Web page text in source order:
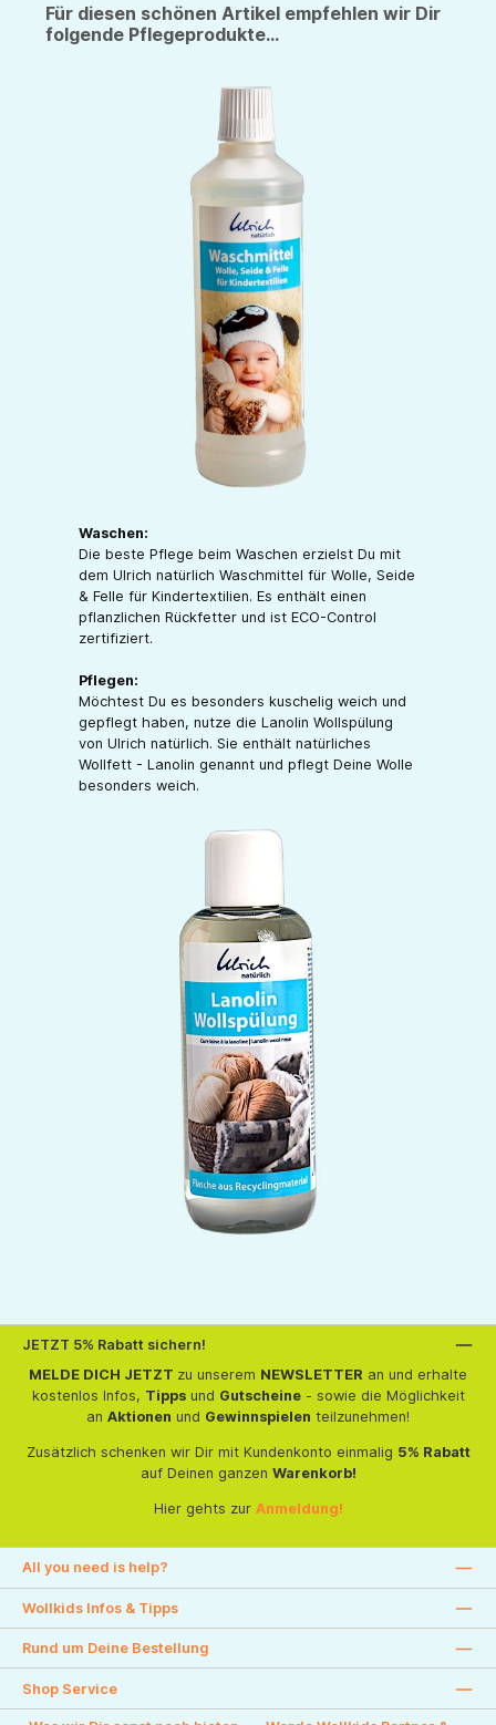
Für diesen schönen Artikel empfehlen wir Dir
folgende Pflegeprodukte...
Waschen:
Die beste Pflege beim Waschen erzielst Du mit
dem Ulrich natürlich Waschmittel für Wolle, Seide
& Felle für Kindertextilien. Es enthält einen
pflanzlichen Rückfetter und ist ECO-Control
zertifiziert.
Pflegen:
Möchtest Du es besonders kuschelig weich und
gepflegt haben, nutze die Lanolin Wollspülung
von Ulrich natürlich. Sie enthält natürliches
Wollfett - Lanolin genannt und pflegt Deine Wolle
besonders weich.
JETZT 5% Rabatt sichern!
MELDE DICH JETZT zu unserem NEWSLETTER an und erhalte
kostenlos Infos, Tippsund Gutscheine- sowie die Möglichkeit
an Aktionen und Gewinnspielen teilzunehmen!
Zusätzlich schenken wir Dir mit Kundenkonto einmalig 5% Rabatt
auf Deinen ganzen Warenkorb!
Hier gehts zur Anmeldung!
All you need is help?
Wollkids Infos & Tipps
Rund um Deine Bestellung
Shop Service